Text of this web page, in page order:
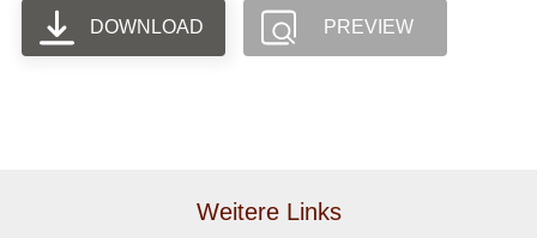
DOWNLOAD PREVIEW
Weitere Links